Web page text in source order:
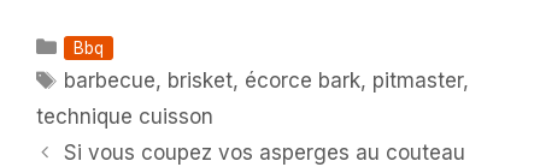
Catégories
Bbq
Étiquettes
barbecue, brisket, écorce bark, pitmaster,
technique cuisson
Si vous coupez vos asperges au couteau